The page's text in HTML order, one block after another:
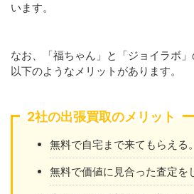
います。
なお、「福ちゃん」と「ジョイラボ」
以下のようなメリットがあります。
2社の出張買取のメリット
無料で自宅まで来てもらえる。
無料で価値に見合った査定を